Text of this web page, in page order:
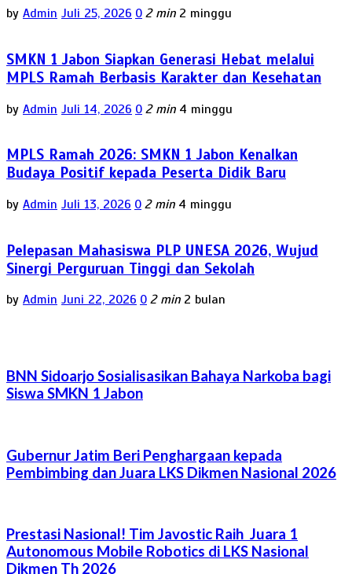
by Admin Juli 25, 2026 0 2 min 2 minggu
SMKN 1 Jabon Siapkan Generasi Hebat melalui
MPLS Ramah Berbasis Karakter dan Kesehatan
by Admin Juli 14, 2026 0 2 min 4 minggu
MPLS Ramah 2026: SMKN 1 Jabon Kenalkan
Budaya Positif kepada Peserta Didik Baru
by Admin Juli 13, 2026 0 2 min 4 minggu
Pelepasan Mahasiswa PLP UNESA 2026, Wujud
Sinergi Perguruan Tinggi dan Sekolah
by Admin Juni 22, 2026 0 2 min 2 bulan
BNN Sidoarjo Sosialisasikan Bahaya Narkoba bagi
Siswa SMKN 1 Jabon
Gubernur Jatim Beri Penghargaan kepada
Pembimbing dan Juara LKS Dikmen Nasional 2026
Prestasi Nasional! Tim Javostic Raih Juara 1
Autonomous Mobile Robotics di LKS Nasional
Dikmen Th 2026